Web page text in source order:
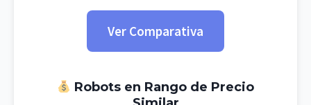
Ver Comparativa
Robots en Rango de Precio